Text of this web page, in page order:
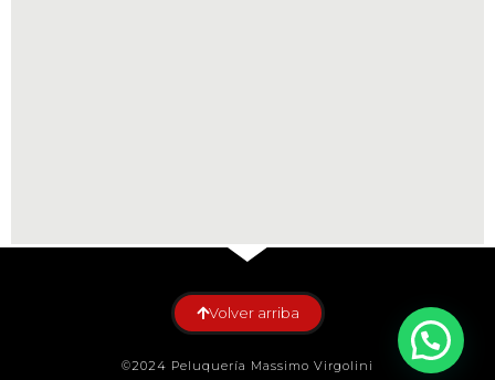
Volver arriba
©2024 Peluquería Massimo Virgolini